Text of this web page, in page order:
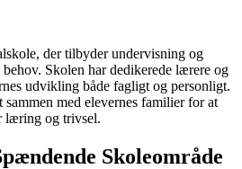
der tilbyder undervisning og
Skolen har dedikerede lærere og
udvikling både fagligt og personligt.
med elevernes familier for at
læring og trivsel.
Skoleområde